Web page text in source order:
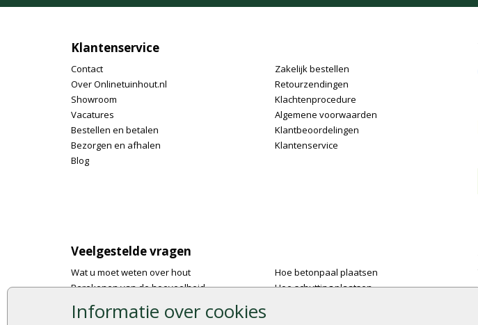
Informatie over cookies
Klantenservice
Contact
Over Onlinetuinhout.nl
Showroom
Vacatures
Bestellen en betalen
Bezorgen en afhalen
Blog
Zakelijk bestellen
Retourzendingen
Klachtenprocedure
Algemene voorwaarden
Klantbeoordelingen
Klantenservice
Veelgestelde vragen
Wat u moet weten over hout
Berekenen van de hoeveelheid
Foto's en voorbeelden
Montage
Hoe betonpaal plaatsen
Hoe schutting plaatsen